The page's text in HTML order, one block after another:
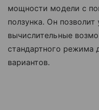
мощности модели с
ползунка. Он позволит
вычислительные
стандартного режима
вариантов.